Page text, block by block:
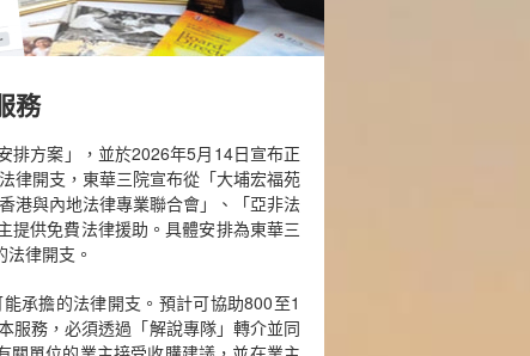
務
排方案」，並於2026年5月14日宣布正
律開支，東華三院宣布從「大埔宏福苑
港與內地法律專業聯合會」、「亞非法
提供免費法律援助。具體安排為東華三
律開支。
承擔的法律開支。預計可協助800至1
服務，必須透過「解說專隊」轉介並同